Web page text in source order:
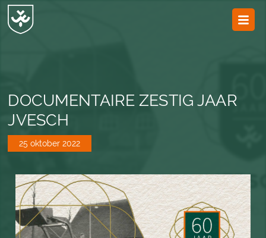
DOCUMENTAIRE ZESTIG JAAR
JVESCH
25 oktober 2022